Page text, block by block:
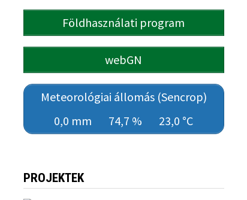
Földhasználati program
webGN
Meteorológiai állomás (Sencrop)
0,0 mm
74,7 % 23,0 °C
PROJEKTEK